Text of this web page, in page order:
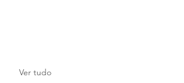
Ver tudo